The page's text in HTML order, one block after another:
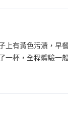
上有黃色污漬，早
杯，全程體驗一